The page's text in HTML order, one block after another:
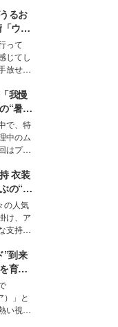
るお
ウォ
スキ
ケア
って
じてし
放せな
る可能
ーキャ
肌）」
我慢
“暑さ
？
で、特
中のム
はプラ
橋下美
トー
に過ご
た夏の
た。
衣装
の“可
ズン
ー＞
の人気
け、ア
支持を
ィレク
りの
出す
ちに勇
。
”到来
育む
）」と
い視線